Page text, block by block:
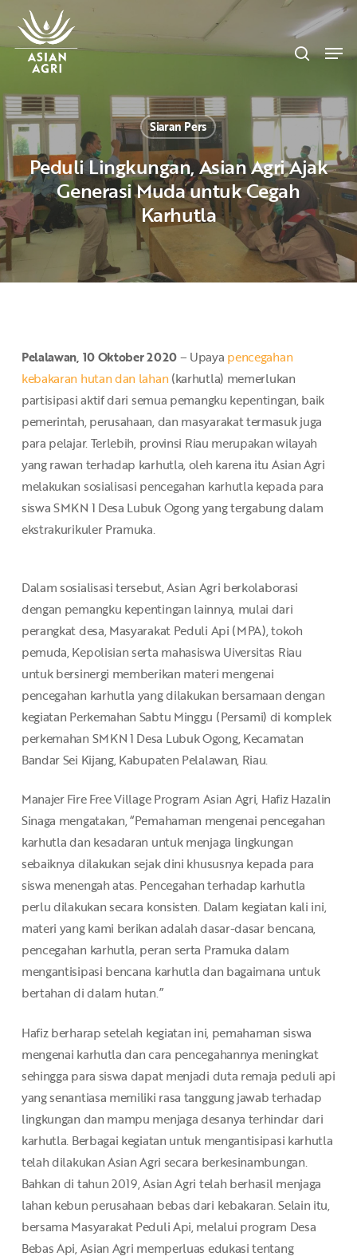
main
content
search
Siaran Pers
Peduli Lingkungan, Asian Agri Ajak
Generasi Muda untuk Cegah
Karhutla
Pelalawan, 10 Oktober 2020– Upaya pencegahan
kebakaran hutan dan lahan (karhutla) memerlukan
partisipasi aktif dari semua pemangku kepentingan, baik
pemerintah, perusahaan, dan masyarakat termasuk juga
para pelajar. Terlebih, provinsi Riau merupakan wilayah
yang rawan terhadap karhutla, oleh karena itu Asian Agri
melakukan sosialisasi pencegahan karhutla kepada para
siswa SMKN 1 Desa Lubuk Ogong yang tergabung dalam
ekstrakurikuler Pramuka.
Dalam sosialisasi tersebut, Asian Agri berkolaborasi
dengan pemangku kepentingan lainnya, mulai dari
perangkat desa, Masyarakat Peduli Api (MPA), tokoh
pemuda, Kepolisian serta mahasiswa Uiversitas Riau
untuk bersinergi memberikan materi mengenai
pencegahan karhutla yang dilakukan bersamaan dengan
kegiatan Perkemahan Sabtu Minggu (Persami) di komplek
perkemahan SMKN 1 Desa Lubuk Ogong, Kecamatan
Bandar Sei Kijang, Kabupaten Pelalawan, Riau.
Manajer Fire Free Village Program Asian Agri, Hafiz Hazalin
Sinaga mengatakan, “Pemahaman mengenai pencegahan
karhutla dan kesadaran untuk menjaga lingkungan
sebaiknya dilakukan sejak dini khususnya kepada para
siswa menengah atas. Pencegahan terhadap karhutla
perlu dilakukan secara konsisten. Dalam kegiatan kali ini,
materi yang kami berikan adalah dasar-dasar bencana,
pencegahan karhutla, peran serta Pramuka dalam
mengantisipasi bencana karhutla dan bagaimana untuk
bertahan di dalam hutan.”
Hafiz berharap setelah kegiatan ini, pemahaman siswa
mengenai karhutla dan cara pencegahannya meningkat
sehingga para siswa dapat menjadi duta remaja peduli api
yang senantiasa memiliki rasa tanggung jawab terhadap
lingkungan dan mampu menjaga desanya terhindar dari
karhutla. Berbagai kegiatan untuk mengantisipasi karhutla
telah dilakukan Asian Agri secara berkesinambungan.
Bahkan di tahun 2019, Asian Agri telah berhasil menjaga
lahan kebun perusahaan bebas dari kebakaran. Selain itu,
bersama Masyarakat Peduli Api, melalui program Desa
Bebas Api, Asian Agri memperluas edukasi tentang
Menu